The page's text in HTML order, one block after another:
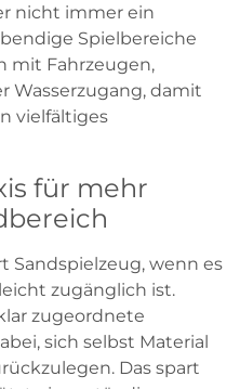
nicht immer ein
Spielbereiche
mit Fahrzeugen,
Wasserzugang, damit
vielfältiges
für mehr
Sandspielzeug, wenn es
zugänglich ist.
zugeordnete
sich selbst Material
Das spart